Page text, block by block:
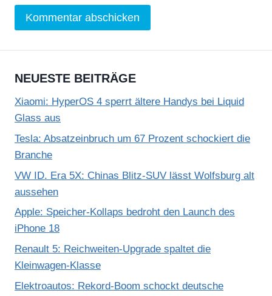
NEUESTE BEITRÄGE
Xiaomi: HyperOS 4 sperrt ältere Handys bei Liquid
Glass aus
Tesla: Absatzeinbruch um 67 Prozent schockiert die
Branche
VW ID. Era 5X: Chinas Blitz-SUV lässt Wolfsburg alt
aussehen
Apple: Speicher-Kollaps bedroht den Launch des
iPhone 18
Renault 5: Reichweiten-Upgrade spaltet die
Kleinwagen-Klasse
Elektroautos: Rekord-Boom schockt deutsche